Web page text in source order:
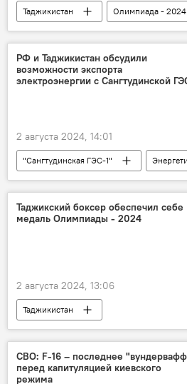
Таджикистан
Олимпиада - 2024
Спорт
Таджикистан: свежие
РФ и Таджикистан обсудили
возможности экспорта
электроэнергии с Сангтудинской
2 августа 2024, 14:01
"Сангтудинская ГЭС-1"
Таджикистан
Минэнерго
электроэнергия
Таджикский боксер обеспечил себе
медаль Олимпиады - 2024
2 августа 2024, 13:06
Таджикистан
Таджикистан: свежие новости спорта
Олимпиада - 2024
бокс
СВО: F-16 – последнее
перед капитуляцией киевского
режима